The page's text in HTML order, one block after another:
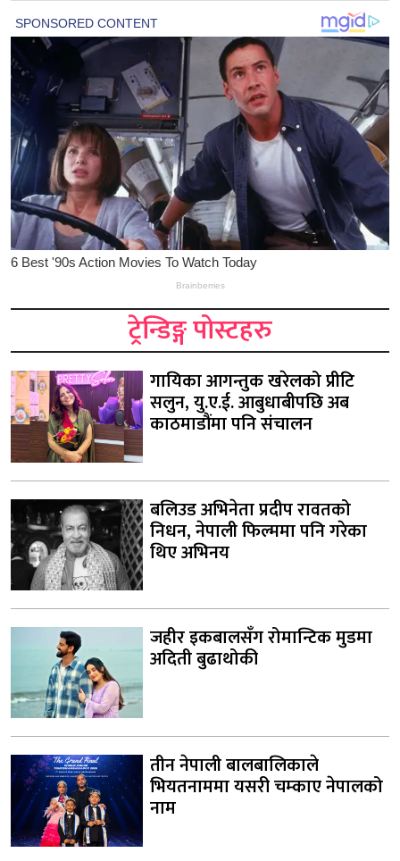
ट्रेन्डिङ्ग पोस्टहरु
गायिका आगन्तुक खरेलको प्रीटि
सलुन, यु.ए.ई. आबुधाबीपछि अब
काठमाडौंमा पनि संचालन
बलिउड अभिनेता प्रदीप रावतको
निधन, नेपाली फिल्ममा पनि गरेका
थिए अभिनय
जहीर इकबालसँग रोमान्टिक मुडमा
अदिती बुढाथोकी
तीन नेपाली बालबालिकाले
भियतनाममा यसरी चम्काए नेपालको
नाम